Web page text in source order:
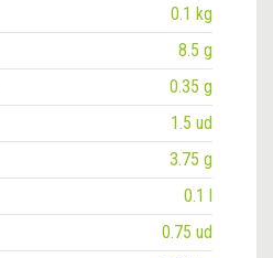
0.1 kg
8.5 g
0.35 g
1.5 ud
3.75 g
0.1 l
0.75 ud